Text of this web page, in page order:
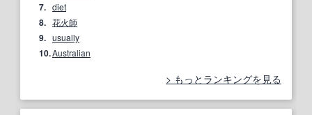
7. diet
8. 花火師
9. usually
10.Australian
もっとランキングを見る